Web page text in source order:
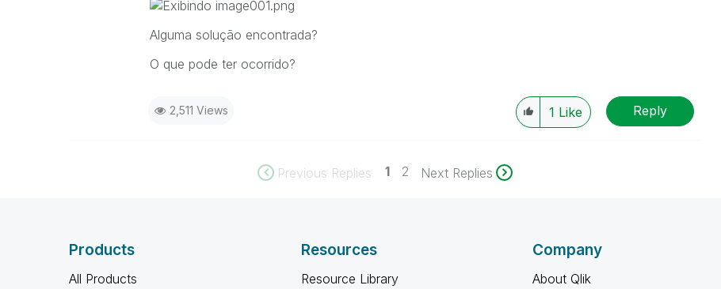
Alguma solução encontrada?
O que pode ter ocorrido?
2,511 Views 1 Like Reply
Previous Replies 1 2 Next Replies
Products
All Products
Resources
Resource Library
Company
About Qlik